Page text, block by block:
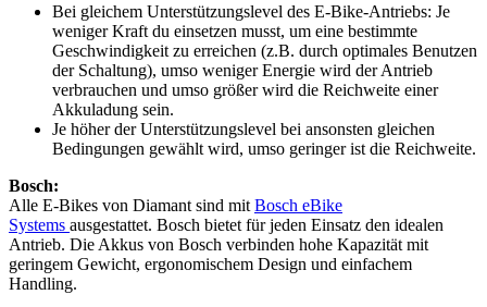
Bei gleichem Unterstützungslevel des E-Bike-Antriebs: Je
weniger Kraft du einsetzen musst, um eine bestimmte
Geschwindigkeit zu erreichen (z.B. durch optimales Benutzen
der Schaltung), umso weniger Energie wird der Antrieb
verbrauchen und umso größer wird die Reichweite einer
Akkuladung sein.
Je höher der Unterstützungslevel bei ansonsten gleichen
Bedingungen gewählt wird, umso geringer ist die Reichweite.
Bosch:
Alle E-Bikes von Diamant sind mit Bosch eBike
Systems ausgestattet. Bosch bietet für jeden Einsatz den idealen
Antrieb. Die Akkus von Bosch verbinden hohe Kapazität mit
geringem Gewicht, ergonomischem Design und einfachem
Handling.